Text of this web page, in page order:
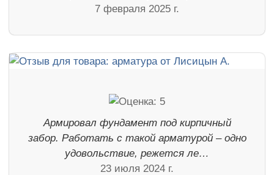
7 февраля 2025 г.
Армировал фундамент под кирпичный
забор. Работать с такой арматурой – одно
удовольствие, режется ле…
23 июля 2024 г.